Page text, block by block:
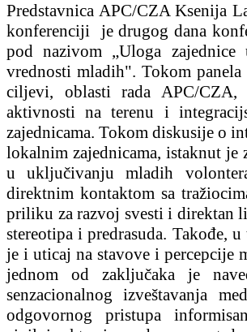
Predstavnica APC/CZA Ksenija
konferenciji je drugog dana
pod nazivom „Uloga
vrednosti mladih". Tokom
ciljevi, oblasti rada APC/CZA,
aktivnosti na terenu i
zajednicama. Tokom diskusije o
lokalnim zajednicama, istaknut
u uključivanju mladih
direktnim kontaktom sa
priliku za razvoj svesti i direktan
stereotipa i predrasuda. Takođe,
je i uticaj na stavove i percepcije
jednom od zaključaka je
senzacionalnog izveštavanja
odgovornog pristupa